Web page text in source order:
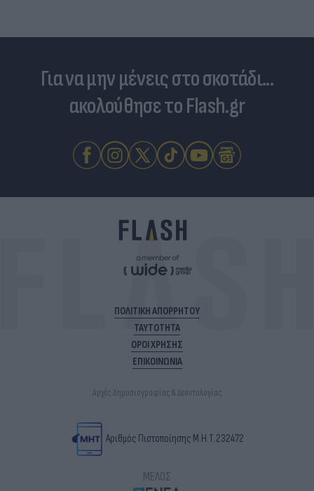
Για να μην μένεις στο σκοτάδι...
ακολούθησε το Flash.gr
ΠΟΛΙΤΙΚΗ ΑΠΟΡΡΗΤΟΥ
ΤΑΥΤΟΤΗΤΑ
ΟΡΟΙ ΧΡΗΣΗΣ
ΕΠΙΚΟΙΝΩΝΙΑ
Αρχές Δημοσιογραφίας & Δεοντολογίας
Αριθμός Πιστοποίησης Μ.Η.Τ.232472
ΜΕΛΟΣ